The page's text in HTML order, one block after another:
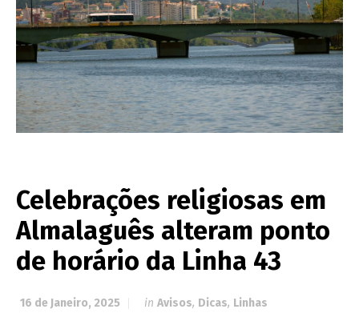
Celebrações religiosas em
Almalaguês alteram ponto
de horário da Linha 43
16 de Janeiro, 2025 in Avisos, Dicas, Linhas